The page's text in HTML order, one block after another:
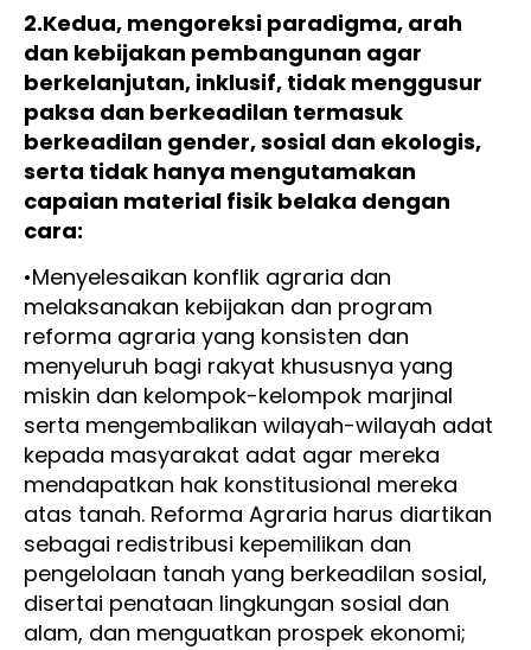
2.Kedua, mengoreksi paradigma, arah
dan kebijakan pembangunan agar
berkelanjutan, inklusif, tidak menggusur
paksa dan berkeadilan termasuk
berkeadilan gender, sosial dan ekologis,
serta tidak hanya mengutamakan
capaian material fisik belaka dengan
cara:
•Menyelesaikan konflik agraria dan
melaksanakan kebijakan dan program
reforma agraria yang konsisten dan
menyeluruh bagi rakyat khususnya yang
miskin dan kelompok-kelompok marjinal
serta mengembalikan wilayah-wilayah adat
kepada masyarakat adat agar mereka
mendapatkan hak konstitusional mereka
atas tanah. Reforma Agraria harus diartikan
sebagai redistribusi kepemilikan dan
pengelolaan tanah yang berkeadilan sosial,
disertai penataan lingkungan sosial dan
alam, dan menguatkan prospek ekonomi;